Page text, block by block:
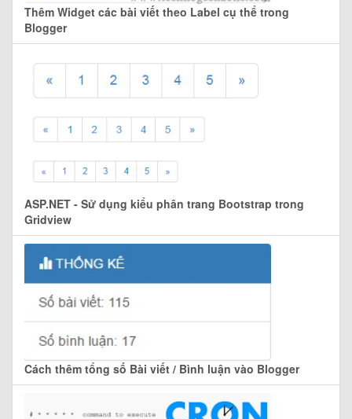
Thêm Widget các bài viết theo Label cụ thể trong
Blogger
ASP.NET - Sử dụng kiểu phân trang Bootstrap trong
Gridview
Cách thêm tổng số Bài viết / Bình luận vào Blogger